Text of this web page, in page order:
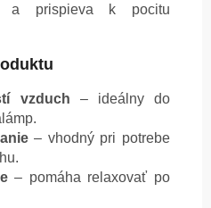
a prispieva k pocitu
vzduch – ideálny do
– vhodný pri potrebe
– pomáha relaxovať po